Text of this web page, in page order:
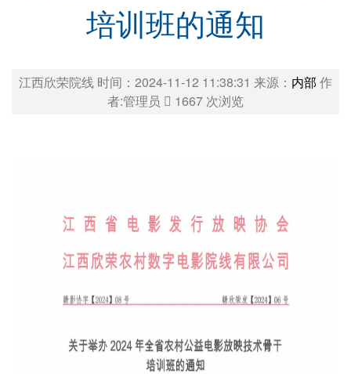
培训班的通知
江西欣荣院线 时间：2024-11-12 11:38:31 来源： 内部 作
者:管理员
1667 次浏览